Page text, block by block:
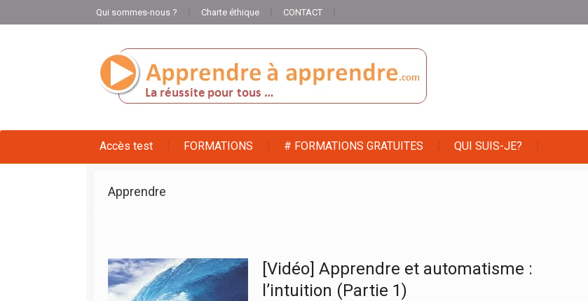
Qui sommes-nous ? Charte éthique CONTACT
Accès test FORMATIONS # FORMATIONS GRATUITES QUI SUIS-JE?
Apprendre
[Vidéo] Apprendre et automatisme :
l’intuition (Partie 1)